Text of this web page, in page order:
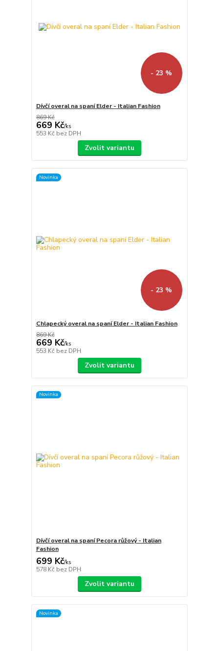
- 23 %
Dívčí overal na spaní Elder - Italian Fashion
869 Kč
669 Kč/ks
553 Kč bez DPH
Zvolit variantu
Novinka
- 23 %
Chlapecký overal na spaní Elder - Italian Fashion
869 Kč
669 Kč/ks
553 Kč bez DPH
Zvolit variantu
Novinka
Dívčí overal na spaní Pecora růžový - Italian
Fashion
699 Kč/ks
578 Kč bez DPH
Zvolit variantu
Novinka